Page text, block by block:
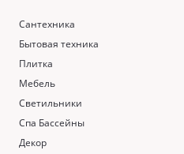
Сантехника
Бытовая техника
Плитка
Мебель
Светильники
Спа Бассейны
Декор